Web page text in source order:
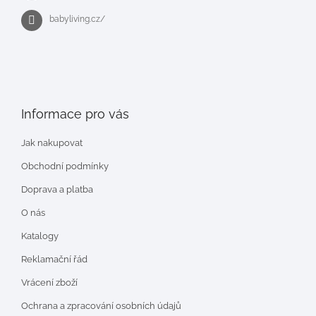
babyliving.cz/
Informace pro vás
Jak nakupovat
Obchodní podmínky
Doprava a platba
O nás
Katalogy
Reklamační řád
Vrácení zboží
Ochrana a zpracování osobních údajů